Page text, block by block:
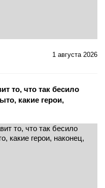
1 августа 2026
то, что так бесило
какие герои,